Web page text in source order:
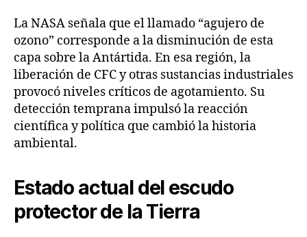
La NASA señala que el llamado “agujero de
ozono” corresponde a la disminución de esta
capa sobre la Antártida. En esa región, la
liberación de CFC y otras sustancias industriales
provocó niveles críticos de agotamiento. Su
detección temprana impulsó la reacción
científica y política que cambió la historia
ambiental.
Estado actual del escudo
protector de la Tierra